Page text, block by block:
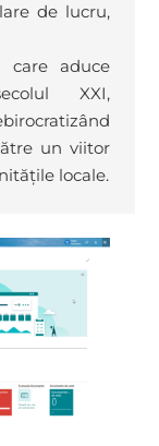
de lucru,
care aduce
XXI,
un viitor
locale.